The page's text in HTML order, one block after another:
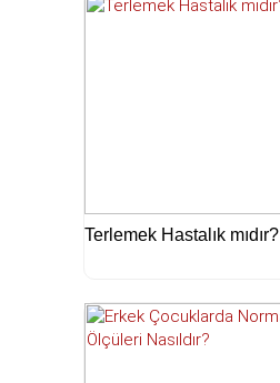
Terlemek Hastalık mıdır?